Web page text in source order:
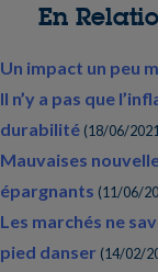
En
Un impact un peu
Il n’y a pas que
durabilité (18/06/
Mauvaises
épargnants (11/06/
Les marchés ne
pied danser (14/02/